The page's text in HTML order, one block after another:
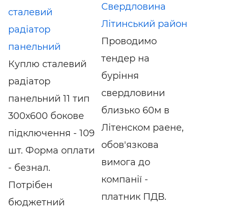
сталевий
радіатор
панельний
Куплю сталевий
радіатор
панельний 11 тип
300х600 бокове
підключення - 109
шт. Форма оплати
- безнал.
Потрібен
бюджетний
Свердловина
Літинський район
Проводимо
тендер на
буріння
свердловини
близько 60м в
Літенском раене,
обов'язкова
вимога до
компанії -
платник ПДВ.